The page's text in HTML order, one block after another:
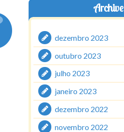
Archive
dezembro 2023
outubro 2023
julho 2023
janeiro 2023
dezembro 2022
novembro 2022